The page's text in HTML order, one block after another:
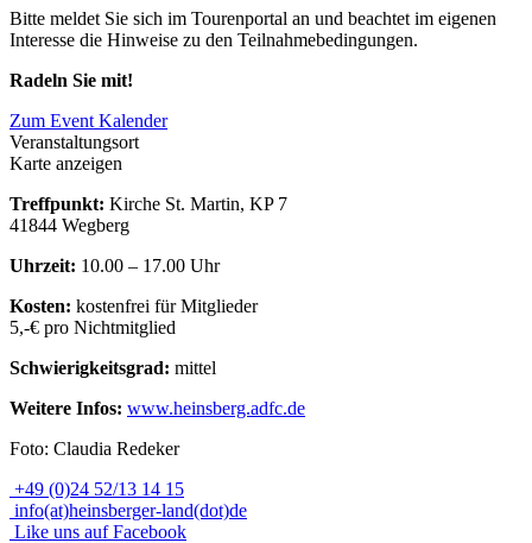
Bitte meldet Sie sich im Tourenportal an und beachtet im eigenen
Interesse die Hinweise zu den Teilnahmebedingungen.
Radeln Sie mit!
Zum Event Kalender
Veranstaltungsort
Karte anzeigen
Treffpunkt: Kirche St. Martin, KP 7
41844 Wegberg
Uhrzeit: 10.00 – 17.00 Uhr
Kosten: kostenfrei für Mitglieder
5,-€ pro Nichtmitglied
Schwierigkeitsgrad: mittel
Weitere Infos: www.heinsberg.adfc.de
Foto: Claudia Redeker
+49 (0)24 52/13 14 15
info(at)heinsberger-land(dot)de
Like uns auf Facebook